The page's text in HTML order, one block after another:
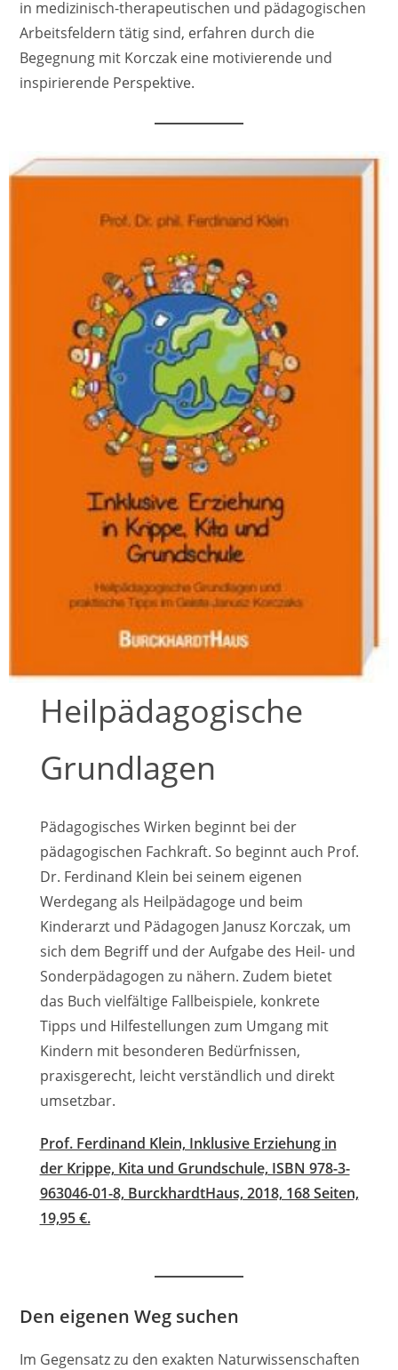
in medizinisch-therapeutischen und pädagogischen
Arbeitsfeldern tätig sind, erfahren durch die
Begegnung mit Korczak eine motivierende und
inspirierende Perspektive.
Heilpädagogische
Grundlagen
Pädagogisches Wirken beginnt bei der
pädagogischen Fachkraft. So beginnt auch Prof.
Dr. Ferdinand Klein bei seinem eigenen
Werdegang als Heilpädagoge und beim
Kinderarzt und Pädagogen Janusz Korczak, um
sich dem Begriff und der Aufgabe des Heil- und
Sonderpädagogen zu nähern. Zudem bietet
das Buch vielfältige Fallbeispiele, konkrete
Tipps und Hilfestellungen zum Umgang mit
Kindern mit besonderen Bedürfnissen,
praxisgerecht, leicht verständlich und direkt
umsetzbar.
Prof. Ferdinand Klein, Inklusive Erziehung in
der Krippe, Kita und Grundschule, ISBN 978-3-
963046-01-8, BurckhardtHaus, 2018, 168 Seiten,
19,95 €.
Den eigenen Weg suchen
Im Gegensatz zu den exakten Naturwissenschaften